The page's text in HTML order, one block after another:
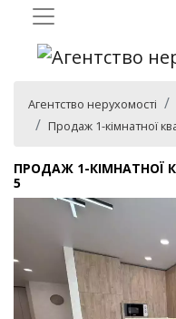
Агентство нерухомості
Продаж 1-кімнатної
ПРОДАЖ 1-КІМНАТНОЇ
5